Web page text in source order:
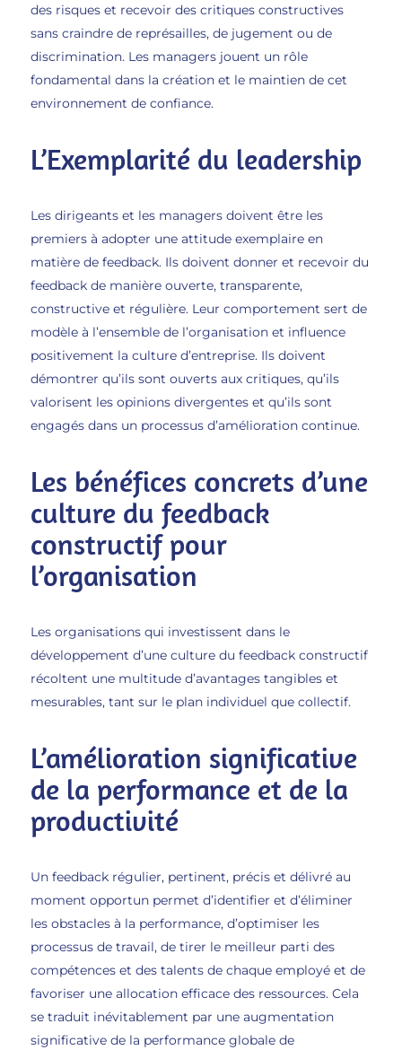
des risques et recevoir des critiques constructives
sans craindre de représailles, de jugement ou de
discrimination. Les managers jouent un rôle
fondamental dans la création et le maintien de cet
environnement de confiance.
L’Exemplarité du leadership
Les dirigeants et les managers doivent être les
premiers à adopter une attitude exemplaire en
matière de feedback. Ils doivent donner et recevoir du
feedback de manière ouverte, transparente,
constructive et régulière. Leur comportement sert de
modèle à l’ensemble de l’organisation et influence
positivement la culture d’entreprise. Ils doivent
démontrer qu’ils sont ouverts aux critiques, qu’ils
valorisent les opinions divergentes et qu’ils sont
engagés dans un processus d’amélioration continue.
Les bénéfices concrets d’une
culture du feedback
constructif pour
l’organisation
Les organisations qui investissent dans le
développement d’une culture du feedback constructif
récoltent une multitude d’avantages tangibles et
mesurables, tant sur le plan individuel que collectif.
L’amélioration significative
de la performance et de la
productivité
Un feedback régulier, pertinent, précis et délivré au
moment opportun permet d’identifier et d’éliminer
les obstacles à la performance, d’optimiser les
processus de travail, de tirer le meilleur parti des
compétences et des talents de chaque employé et de
favoriser une allocation efficace des ressources. Cela
se traduit inévitablement par une augmentation
significative de la performance globale de